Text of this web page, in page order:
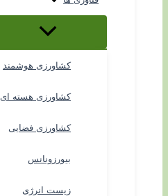
کشاورزی هوشمند
کشاورزی هسته ای
کشاورزی فضایی
بیورزونانس
زیست انرژی